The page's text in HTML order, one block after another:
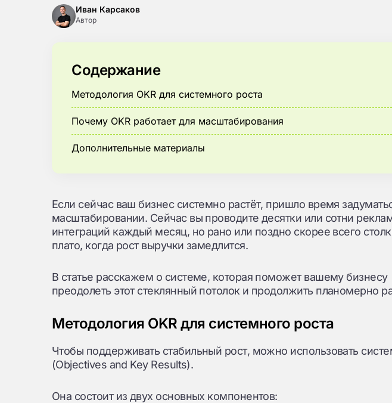
Иван Карсаков
Автор
Содержание
Методология OKR для системного роста
Почему OKR работает для масштабирования
Дополнительные материалы
Если сейчас ваш бизнес системно растёт, пришло время
масштабировании. Сейчас вы проводите десятки или сотни
интеграций каждый месяц, но рано или поздно скорее всего
плато, когда рост выручки замедлится.
В статье расскажем о системе, которая поможет вашему бизнесу
преодолеть этот стеклянный потолок и продолжить планомерно
Методология OKR для системного роста
Чтобы поддерживать стабильный рост, можно использовать
(Objectives and Key Results).
Она состоит из двух основных компонентов: